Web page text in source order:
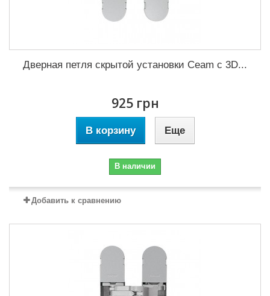
Дверная петля скрытой установки Ceam с 3D...
925 грн
В корзину Еще
В наличии
Добавить к сравнению